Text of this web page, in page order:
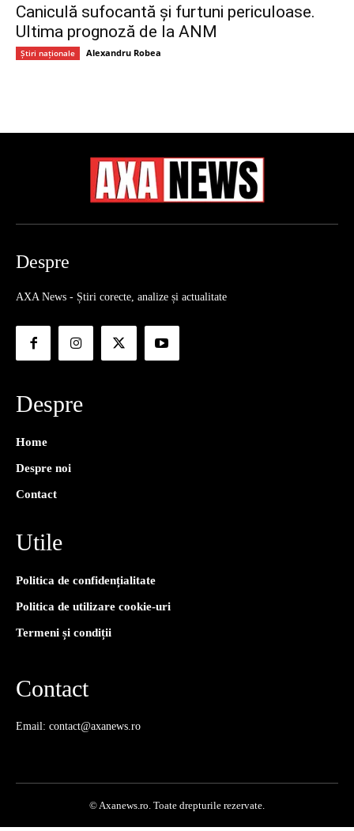
Caniculă sufocantă și furtuni periculoase.
Ultima prognoză de la ANM
Știri naționale Alexandru Robea
Despre
AXA News - Știri corecte, analize și actualitate
Despre
Home
Despre noi
Contact
Utile
Politica de confidențialitate
Politica de utilizare cookie-uri
Termeni și condiții
Contact
Email: contact@axanews.ro
© Axanews.ro. Toate drepturile rezervate.